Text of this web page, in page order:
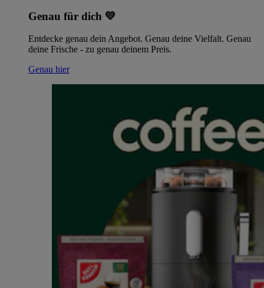
Genau für dich 💛
Entdecke genau dein Angebot. Genau deine Vielfalt. Genau
deine Frische - zu genau deinem Preis.
Genau hier